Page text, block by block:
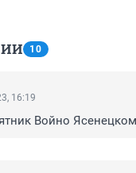
10
16:19
Войно